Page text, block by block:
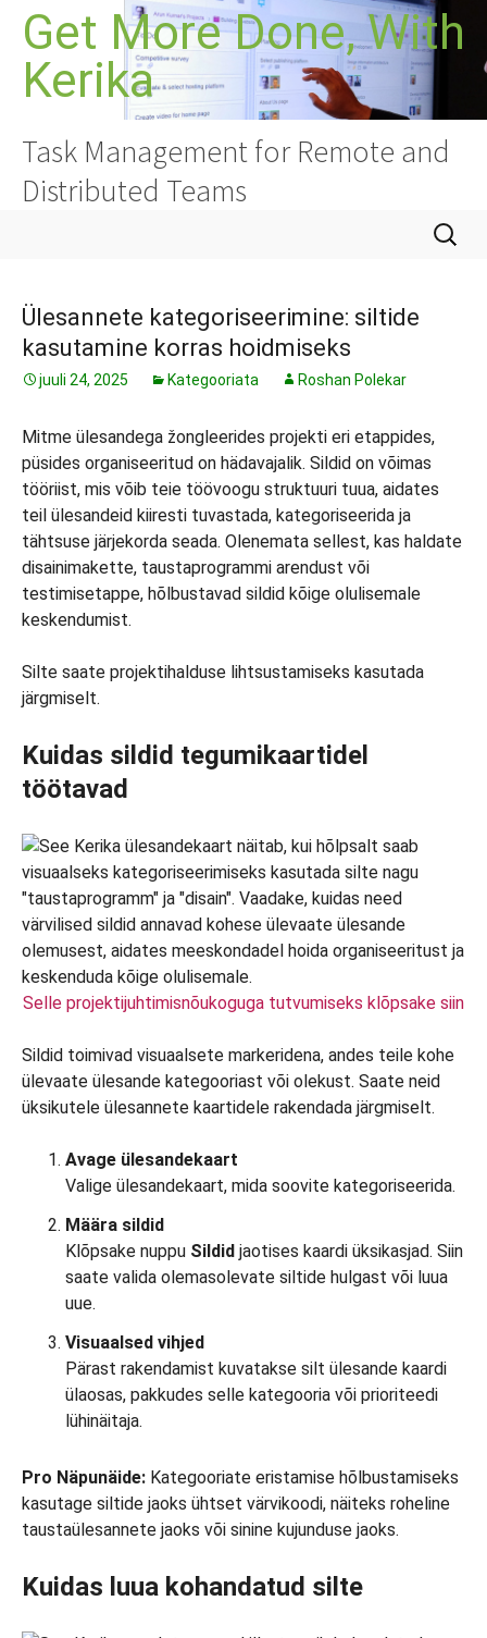
Liigu
sisu
juurde
Get More Done, With
Kerika
Task Management for Remote and
Distributed Teams
Otsi:
Ülesannete kategoriseerimine: siltide
kasutamine korras hoidmiseks
juuli 24, 2025 Kategooriata Roshan Polekar
Mitme ülesandega žongleerides projekti eri etappides,
püsides organiseeritud on hädavajalik. Sildid on võimas
tööriist, mis võib teie töövoogu struktuuri tuua, aidates
teil ülesandeid kiiresti tuvastada, kategoriseerida ja
tähtsuse järjekorda seada. Olenemata sellest, kas haldate
disainimakette, taustaprogrammi arendust või
testimisetappe, hõlbustavad sildid kõige olulisemale
keskendumist.
Silte saate projektihalduse lihtsustamiseks kasutada
järgmiselt.
Kuidas sildid tegumikaartidel
töötavad
Selle projektijuhtimisnõukoguga tutvumiseks klõpsake siin
Sildid toimivad visuaalsete markeridena, andes teile kohe
ülevaate ülesande kategooriast või olekust. Saate neid
üksikutele ülesannete kaartidele rakendada järgmiselt.
Avage ülesandekaart
Valige ülesandekaart, mida soovite kategoriseerida.
Määra sildid
Klõpsake nuppu Sildid jaotises kaardi üksikasjad. Siin
saate valida olemasolevate siltide hulgast või luua
uue.
Visuaalsed vihjed
Pärast rakendamist kuvatakse silt ülesande kaardi
ülaosas, pakkudes selle kategooria või prioriteedi
lühinäitaja.
Pro Näpunäide: Kategooriate eristamise hõlbustamiseks
kasutage siltide jaoks ühtset värvikoodi, näiteks roheline
taustaülesannete jaoks või sinine kujunduse jaoks.
Kuidas luua kohandatud silte